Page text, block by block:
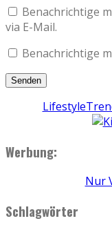
Benachrichtige
via E-Mail.
Benachrichtige
Werbung:
Nur
Schlagwörter